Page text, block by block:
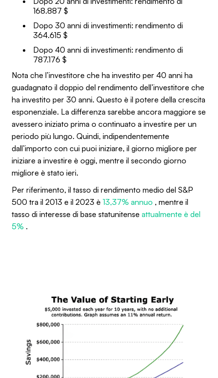
168.887 $
Dopo 30 anni di investimenti: rendimento di
364.615 $
Dopo 40 anni di investimenti: rendimento di
787.176 $
Nota che l’investitore che ha investito per 40 anni ha
guadagnato il doppio del rendimento dell’investitore che
ha investito per 30 anni. Questo è il potere della crescita
esponenziale. La differenza sarebbe ancora maggiore se
avessero iniziato prima o continuato a investire per un
periodo più lungo. Quindi, indipendentemente
dall’importo con cui puoi iniziare, il giorno migliore per
iniziare a investire è oggi, mentre il secondo giorno
migliore è stato ieri.
Per riferimento, il tasso di rendimento medio del S&P
500 tra il 2013 e il 2023 è 13,37% annuo , mentre il
tasso di interesse di base statunitense attualmente è del
5% .